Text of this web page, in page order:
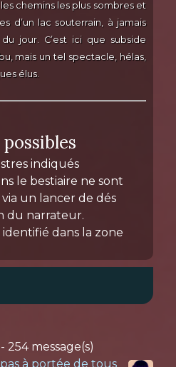
chemins les plus sombres et
d’un lac souterrain, à jamais
jour. C’est ici que subside
mais un tel spectacle, hélas,
élus.
indiqués
le bestiaire ne sont
un lancer de dés
du narrateur.
dans la zone
254 message(s)
à portée de tous